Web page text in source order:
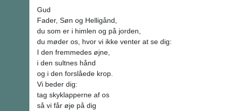
Gud
Fader, Søn og Helligånd,
du som er i himlen og på jorden,
du møder os, hvor vi ikke venter at se dig:
I den fremmedes øjne,
i den sultnes hånd
og i den forslåede krop.
Vi beder dig:
tag skyklapperne af os
så vi får øje på dig